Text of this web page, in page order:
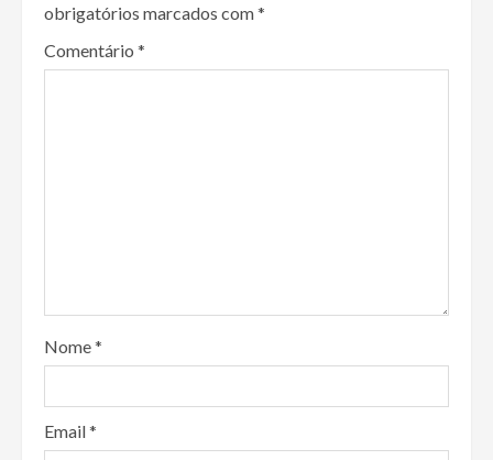
obrigatórios marcados com*
Comentário *
Nome*
Email*